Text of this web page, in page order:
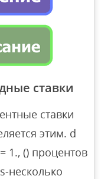
ставки
ставки
этим. d
1., () процентов
несколько